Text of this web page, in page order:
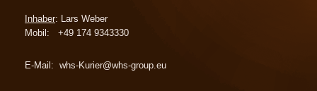
Inhaber: Lars Weber
Mobil: +49 174 9343330
E-Mail: whs-Kurier@whs-group.eu